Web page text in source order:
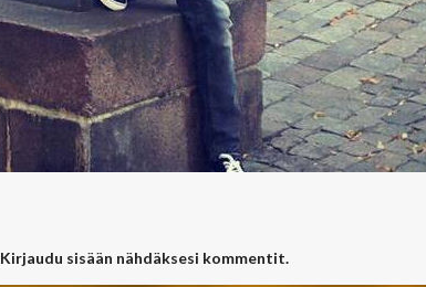
Kirjaudu sisään nähdäksesi kommentit.